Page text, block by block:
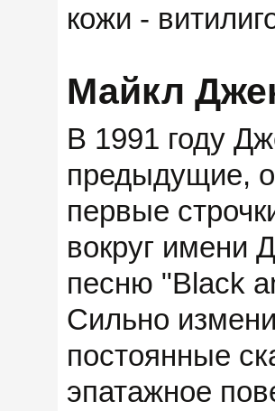
кожи -
Майкл
В 1991 году
предыдущие,
первые
вокруг имени
песню "Black
Сильно
постоянные
эпатажное